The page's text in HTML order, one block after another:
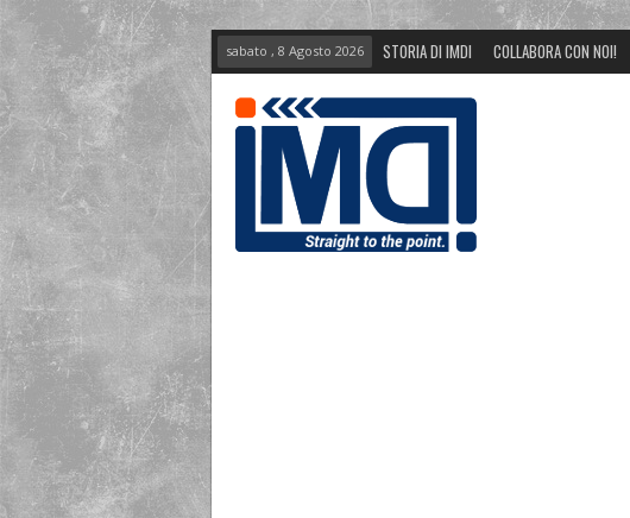
sabato , 8 Agosto 2026 STORIA DI IMDI COLLABORA CON NOI!